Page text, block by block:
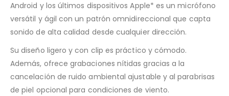
Android y los últimos dispositivos Apple* es un micrófono
versátil y ágil con un patrón omnidireccional que capta
sonido de alta calidad desde cualquier dirección.
Su diseño ligero y con clip es práctico y cómodo.
Además, ofrece grabaciones nítidas gracias a la
cancelación de ruido ambiental ajustable y al parabrisas
de piel opcional para condiciones de viento.